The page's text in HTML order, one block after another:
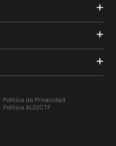
Política de Privacidad
Política ALD/CTF